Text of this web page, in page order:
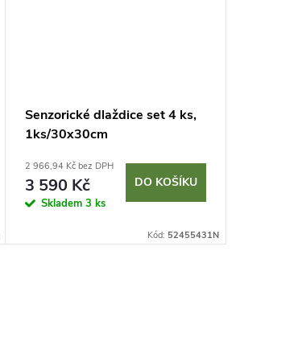
Senzorické dlaždice set 4 ks,
1ks/30x30cm
2 966,94 Kč bez DPH
3 590 Kč
Skladem 3 ks
DO KOŠÍKU
Kód: 52455431N